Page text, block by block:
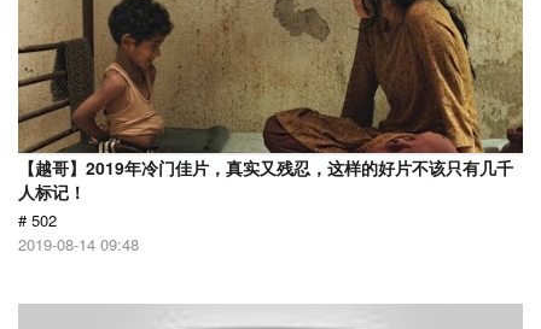
【越哥】2019年冷门佳片，真实又残忍，这样的好片不该只有几千
人标记！
# 502
2019-08-14 09:48